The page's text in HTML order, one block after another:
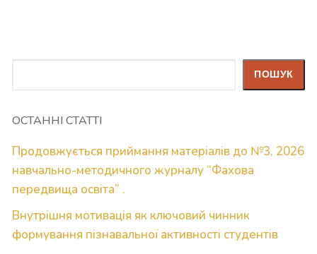
ПОШУК
ОСТАННІ СТАТТІ
Продовжується приймання матеріалів до №3, 2026
навчально-методичного журналу “Фахова
передвища освіта” .
Внутрішня мотивація як ключовий чинник
формування пізнавальної активності студентів